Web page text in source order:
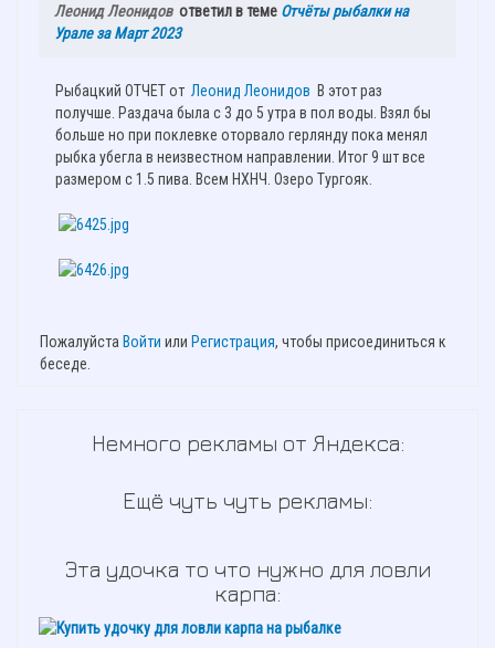
Леонид Леонидов ответил в теме Отчёты рыбалки на
Урале за Март 2023
Рыбацкий ОТЧЕТ от Леонид Леонидов В этот раз
получше. Раздача была с 3 до 5 утра в пол воды. Взял бы
больше но при поклевке оторвало герлянду пока менял
рыбка убегла в неизвестном направлении. Итог 9 шт все
размером с 1.5 пива. Всем НХНЧ. Озеро Тургояк.
Пожалуйста Войти или Регистрация, чтобы присоединиться к
беседе.
Немного рекламы от Яндекса:
Ещё чуть чуть рекламы:
Эта удочка то что нужно для ловли
карпа: